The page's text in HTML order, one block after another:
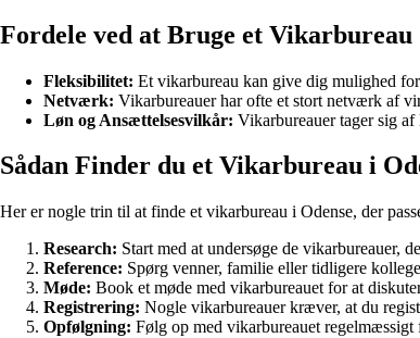
Fordele ved at Bruge et Vikarbureau
Fleksibilitet: Et vikarbureau kan give dig mulighed
Netværk: Vikarbureauer har ofte et stort netværk af
Løn og Ansættelsesvilkår: Vikarbureauer tager sig
Sådan Finder du et Vikarbureau i
Her er nogle trin til at finde et vikarbureau i Odense, der
Research: Start med at undersøge de vikarbureauer,
Reference: Spørg venner, familie eller tidligere
Møde: Book et møde med vikarbureauet for at
Registrering: Nogle vikarbureauer kræver, at du
Opfølgning: Følg op med vikarbureauet